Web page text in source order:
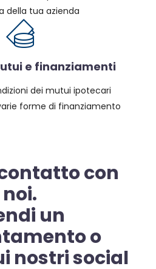
della tua azienda
e finanziamenti
dei mutui ipotecari
forme di finanziamento
con
noi.
un
o
nostri social